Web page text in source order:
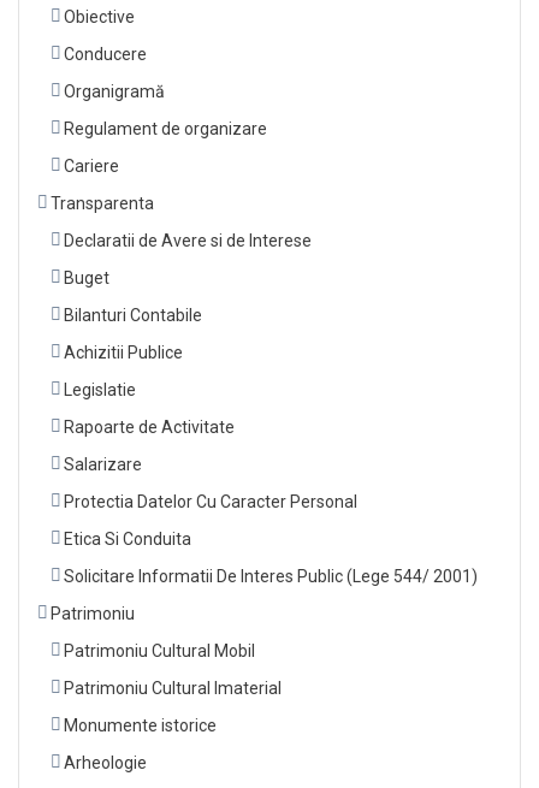
Obiective
Conducere
Organigramă
Regulament de organizare
Cariere
Transparenta
Declaratii de Avere si de Interese
Buget
Bilanturi Contabile
Achizitii Publice
Legislatie
Rapoarte de Activitate
Salarizare
Protectia Datelor Cu Caracter Personal
Etica Si Conduita
Solicitare Informatii De Interes Public (Lege 544/ 2001)
Patrimoniu
Patrimoniu Cultural Mobil
Patrimoniu Cultural Imaterial
Monumente istorice
Arheologie